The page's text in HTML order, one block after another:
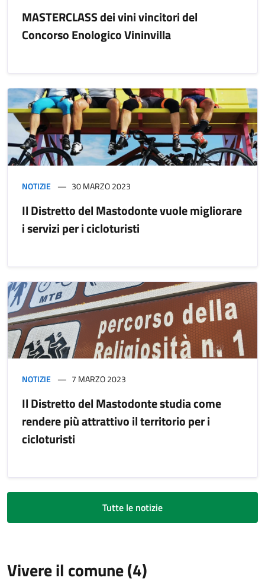
MASTERCLASS dei vini vincitori del
Concorso Enologico Vininvilla
NOTIZIE 30 MARZO 2023
Il Distretto del Mastodonte vuole migliorare
i servizi per i cicloturisti
NOTIZIE 7 MARZO 2023
Il Distretto del Mastodonte studia come
rendere più attrattivo il territorio per i
cicloturisti
Tutte le notizie
Vivere il comune (4)